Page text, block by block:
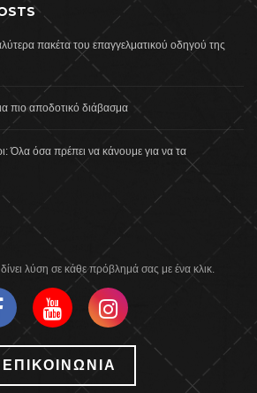
πακέτα του επαγγελματικού οδηγού της
πιο αποδοτικό διάβασμα
Όλα όσα πρέπει να κάνουμε για να τα
λύση σε κάθε πρόβλημά σας με ένα κλικ.
ΕΠΙΚΟΙΝΩΝΙΑ